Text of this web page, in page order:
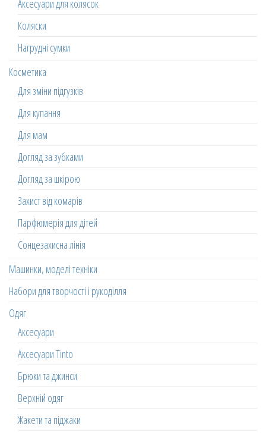
Аксесуари для колясок
Коляски
Нагрудні сумки
Косметика
Для зміни підгузків
Для купання
Для мам
Догляд за зубками
Догляд за шкірою
Захист від комарів
Парфюмерія для дітей
Сонцезахисна лінія
Машинки, моделі техніки
Набори для творчості і рукоділля
Одяг
Аксесуари
Аксесуари Tinto
Брюки та джинси
Верхній одяг
Жакети та піджаки